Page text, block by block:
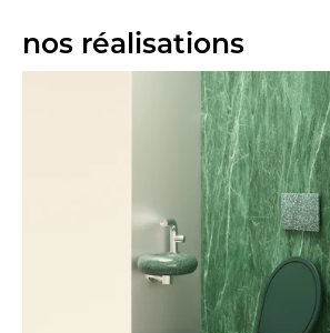
nos réalisations